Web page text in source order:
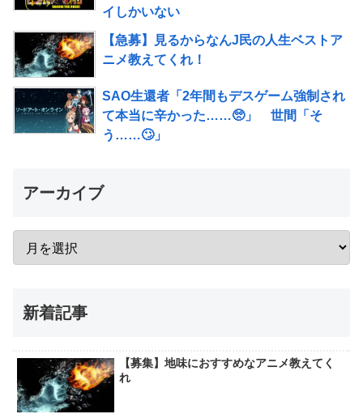
イしかいない
【急募】見るからなんJ民の人生ベストア
ニメ教えてくれ！
SAO生還者「2年間もデスゲーム強制され
て本当に辛かった……🥺」 世間「そ
う……🙄」
アーカイブ
新着記事
【募集】地味におすすめなアニメ教えてく
れ